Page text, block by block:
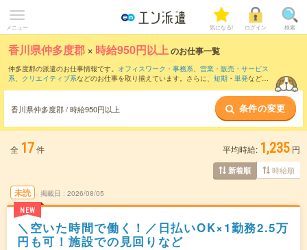
メニュー 気になる! ログイン 検索
香川県仲多度郡 × 時給950円以上のお仕事一覧
仲多度郡の派遣のお仕事情報です。 オフィスワーク・事務系、 営業・販売・サービス
系、 クリエイティブ系などのお仕事を取り揃えています。さらに、 短期 ・ 単発などの
時給1050円以上・ 1800円以上の求人はこちら
当サイトでは法令を遵守し、最低賃金以上の求人のみを掲載しています。
香川県仲多度郡 / 時給950円以上 条件の変更
全 17件 平均時給: 1,235 円
新着順 時給順
未読
NEW
掲載日 2026/08/05
＼空いた時間で働く！／日払いOK×1勤務2.5万
円も可！施設での見回りなど